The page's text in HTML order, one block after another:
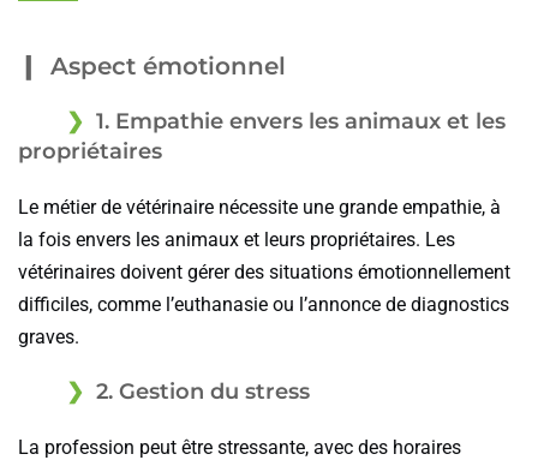
Aspect émotionnel
1. Empathie envers les animaux et les
propriétaires
Le métier de vétérinaire nécessite une grande empathie, à
la fois envers les animaux et leurs propriétaires. Les
vétérinaires doivent gérer des situations émotionnellement
difficiles, comme l’euthanasie ou l’annonce de diagnostics
graves.
2. Gestion du stress
La profession peut être stressante, avec des horaires